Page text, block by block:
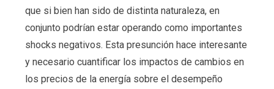
que si bien han sido de distinta naturaleza, en
conjunto podrían estar operando como importantes
shocks negativos. Esta presunción hace interesante
y necesario cuantificar los impactos de cambios en
los precios de la energía sobre el desempeño